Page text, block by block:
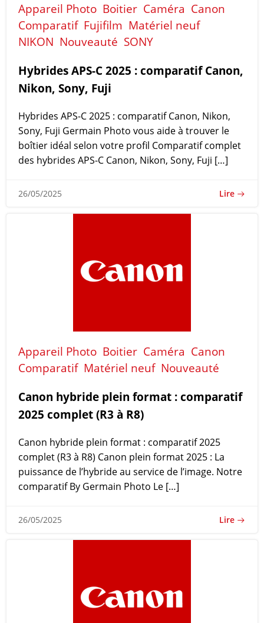
Appareil Photo Boitier Caméra Canon
Comparatif Fujifilm Matériel neuf
NIKON Nouveauté SONY
Hybrides APS-C 2025 : comparatif Canon,
Nikon, Sony, Fuji
Hybrides APS-C 2025 : comparatif Canon, Nikon,
Sony, Fuji Germain Photo vous aide à trouver le
boîtier idéal selon votre profil Comparatif complet
des hybrides APS-C Canon, Nikon, Sony, Fuji […]
26/05/2025 Lire
Appareil Photo Boitier Caméra Canon
Comparatif Matériel neuf Nouveauté
Canon hybride plein format : comparatif
2025 complet (R3 à R8)
Canon hybride plein format : comparatif 2025
complet (R3 à R8) Canon plein format 2025 : La
puissance de l’hybride au service de l’image. Notre
comparatif By Germain Photo Le […]
26/05/2025 Lire